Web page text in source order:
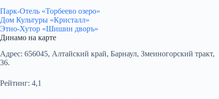
Парк-Отель «Торбеево озеро»
Дом Культуры «Кристалл»
Этно-Хутор «Шишин дворъ»
Динамо на карте
Адрес: 656045, Алтайский край, Барнаул, Змеиногорский тракт,
36.
Рейтинг: 4,1